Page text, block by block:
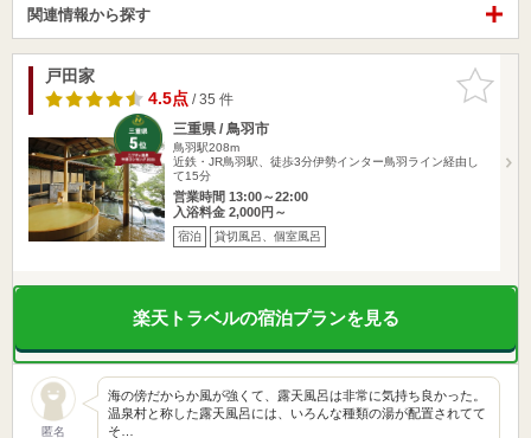
関連情報から探す
お気に入
りに追加
戸田家
4.5点/ 35 件
三重県 / 鳥羽市
鳥羽駅208m
近鉄・JR鳥羽駅、徒歩3分伊勢インター鳥羽ライン経由し
て15分
営業時間 13:00～22:00
入浴料金 2,000円～
宿泊 貸切風呂、個室風呂
楽天トラベルの宿泊プランを見る
匿名
海の傍だからか風が強くて、露天風呂は非常に気持ち良かった。
温泉村と称した露天風呂には、いろんな種類の湯が配置されてて
そ…